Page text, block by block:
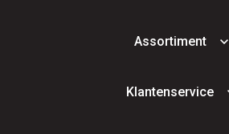
Assortiment
Klantenservice